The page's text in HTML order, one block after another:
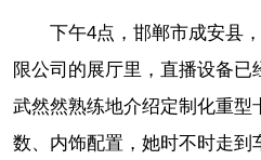
下午4点，邯郸市成安县
限公司的展厅里，直播设备
武然然熟练地介绍定制化重型
数、内饰配置，她时不时走到